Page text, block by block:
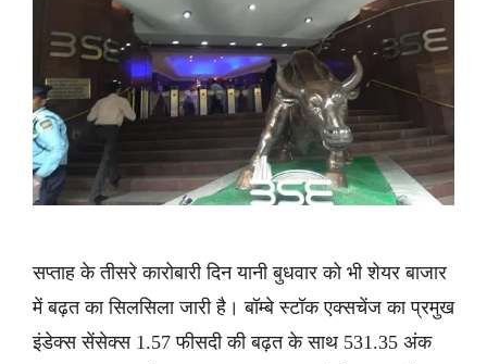
सप्ताह के तीसरे कारोबारी दिन यानी बुधवार को भी शेयर बाजार
में बढ़त का सिलसिला जारी है। बॉम्बे स्टॉक एक्सचेंज का प्रमुख
इंडेक्स सेंसेक्स 1.57 फीसदी की बढ़त के साथ 531.35 अंक